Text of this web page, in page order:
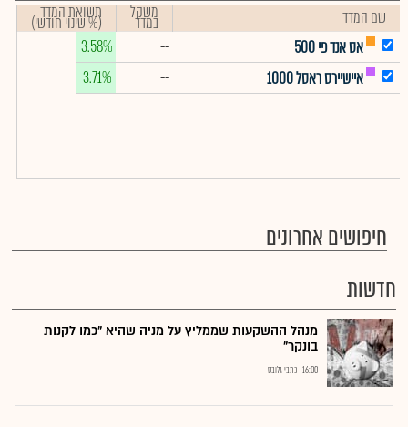
שם המדד משקל
במדד תשואת המדד
(% שינוי חודשי)
אס אנד פי 500
--
3.58%
איישיירס ראסל 1000
--
3.71%
חיפושים אחרונים
חדשות
מנהל ההשקעות שממליץ על מניה שהיא "כמו לקנות
בונקר"
16:00 כתבי גלובס